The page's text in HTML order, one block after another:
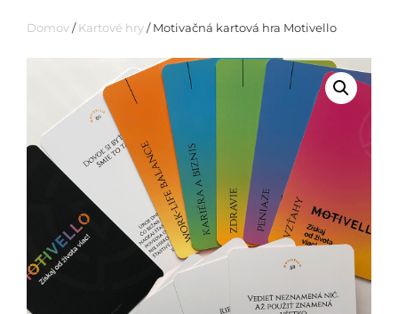
Domov/Kartové hry/ Motivačná kartová hra Motivello